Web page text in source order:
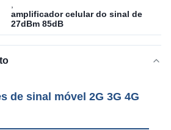
amplificador celular do sinal de
27dBm 85dB
de sinal móvel 2G 3G 4G